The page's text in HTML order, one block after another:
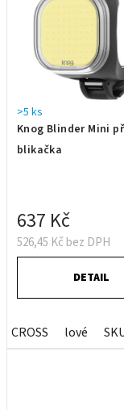
Knog Blinder Mini
blikačka
>5 ks
526,45 Kč bez DPH
637 Kč
DETAIL
CROSS lové